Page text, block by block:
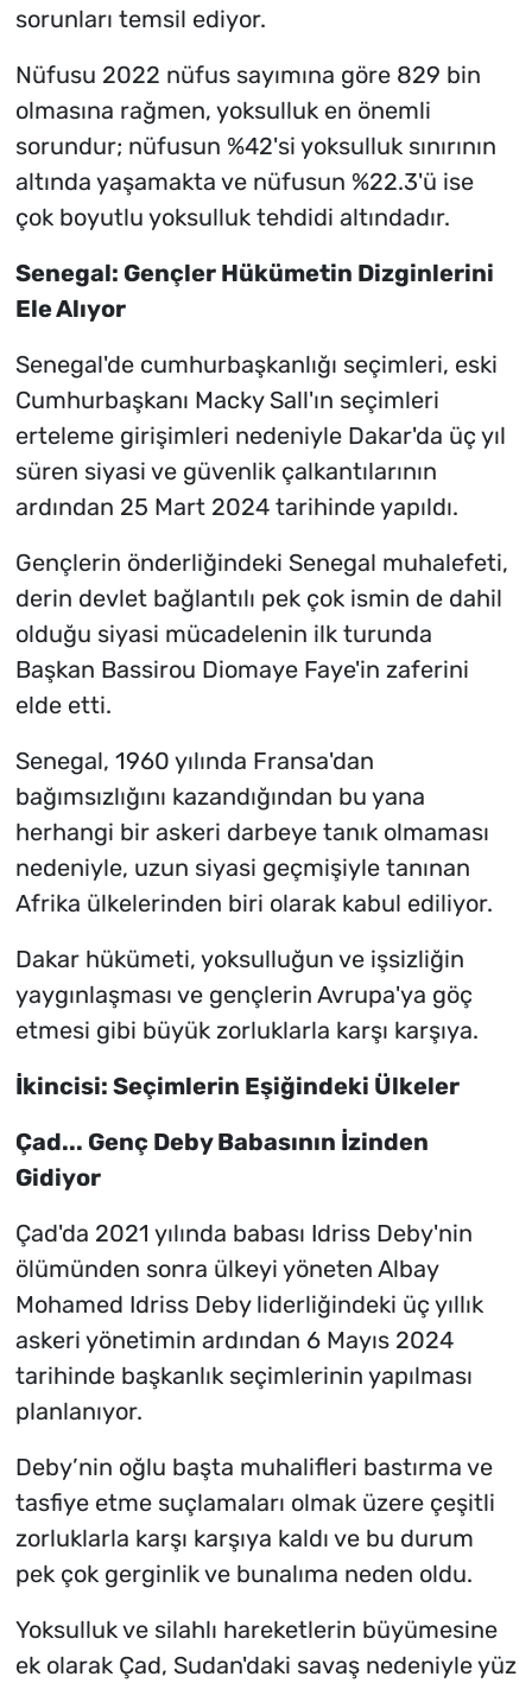
sorunları temsil ediyor.
Nüfusu 2022 nüfus sayımına göre 829 bin
olmasına rağmen, yoksulluk en önemli
sorundur; nüfusun %42'si yoksulluk sınırının
altında yaşamakta ve nüfusun %22.3'ü ise
çok boyutlu yoksulluk tehdidi altındadır.
Senegal: Gençler Hükümetin Dizginlerini
Ele Alıyor
Senegal'de cumhurbaşkanlığı seçimleri, eski
Cumhurbaşkanı Macky Sall'ın seçimleri
erteleme girişimleri nedeniyle Dakar'da üç yıl
süren siyasi ve güvenlik çalkantılarının
ardından 25 Mart 2024 tarihinde yapıldı.
Gençlerin önderliğindeki Senegal muhalefeti,
derin devlet bağlantılı pek çok ismin de dahil
olduğu siyasi mücadelenin ilk turunda
Başkan Bassirou Diomaye Faye'in zaferini
elde etti.
Senegal, 1960 yılında Fransa'dan
bağımsızlığını kazandığından bu yana
herhangi bir askeri darbeye tanık olmaması
nedeniyle, uzun siyasi geçmişiyle tanınan
Afrika ülkelerinden biri olarak kabul ediliyor.
Dakar hükümeti, yoksulluğun ve işsizliğin
yaygınlaşması ve gençlerin Avrupa'ya göç
etmesi gibi büyük zorluklarla karşı karşıya.
İkincisi: Seçimlerin Eşiğindeki Ülkeler
Çad... Genç Deby Babasının İzinden
Gidiyor
Çad'da 2021 yılında babası Idriss Deby'nin
ölümünden sonra ülkeyi yöneten Albay
Mohamed Idriss Deby liderliğindeki üç yıllık
askeri yönetimin ardından 6 Mayıs 2024
tarihinde başkanlık seçimlerinin yapılması
planlanıyor.
Deby’nin oğlu başta muhalifleri bastırma ve
tasfiye etme suçlamaları olmak üzere çeşitli
zorluklarla karşı karşıya kaldı ve bu durum
pek çok gerginlik ve bunalıma neden oldu.
Yoksulluk ve silahlı hareketlerin büyümesine
ek olarak Çad, Sudan'daki savaş nedeniyle yüz